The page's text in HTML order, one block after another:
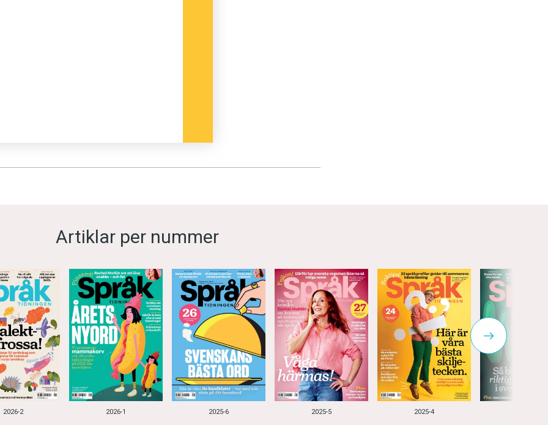
Artiklar per nummer
2026-2 2026-1 2025-6 2025-5 2025-4